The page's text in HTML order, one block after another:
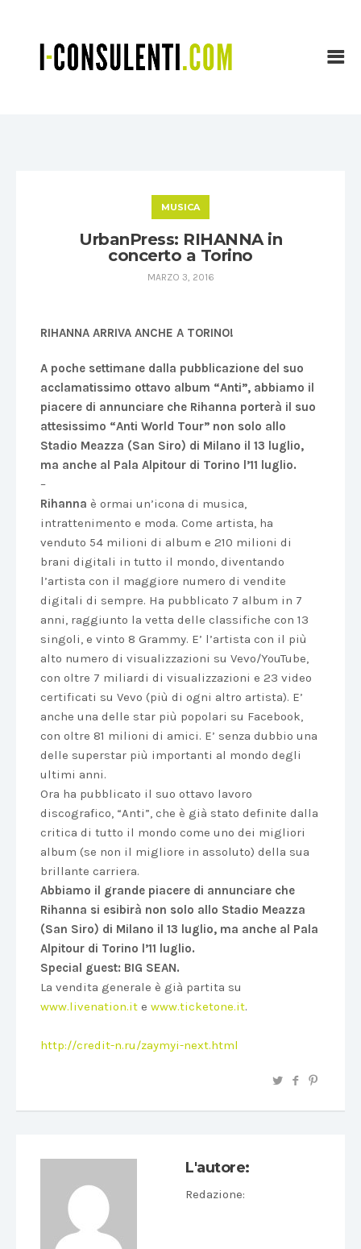
MUSICA
UrbanPress: RIHANNA in
concerto a Torino
MARZO 3, 2016
RIHANNA ARRIVA ANCHE A TORINO!
A poche settimane dalla pubblicazione del suo
acclamatissimo ottavo album “Anti”, abbiamo il
piacere di annunciare che Rihanna porterà il suo
attesissimo “Anti World Tour” non solo allo
Stadio Meazza (San Siro) di Milano il 13 luglio,
ma anche al Pala Alpitour di Torino l’11 luglio.
–
Rihanna è ormai un’icona di musica,
intrattenimento e moda. Come artista, ha
venduto 54 milioni di album e 210 milioni di
brani digitali in tutto il mondo, diventando
l’artista con il maggiore numero di vendite
digitali di sempre. Ha pubblicato 7 album in 7
anni, raggiunto la vetta delle classifiche con 13
singoli, e vinto 8 Grammy. E’ l’artista con il più
alto numero di visualizzazioni su Vevo/YouTube,
con oltre 7 miliardi di visualizzazioni e 23 video
certificati su Vevo (più di ogni altro artista). E’
anche una delle star più popolari su Facebook,
con oltre 81 milioni di amici. E’ senza dubbio una
delle superstar più importanti al mondo degli
ultimi anni.
Ora ha pubblicato il suo ottavo lavoro
discografico, “Anti”, che è già stato definite dalla
critica di tutto il mondo come uno dei migliori
album (se non il migliore in assoluto) della sua
brillante carriera.
Abbiamo il grande piacere di annunciare che
Rihanna si esibirà non solo allo Stadio Meazza
(San Siro) di Milano il 13 luglio, ma anche al Pala
Alpitour di Torino l’11 luglio.
Special guest: BIG SEAN.
La vendita generale è già partita su
www.livenation.it e www.ticketone.it.
http://credit-n.ru/zaymyi-next.html
L'autore:
Redazione: